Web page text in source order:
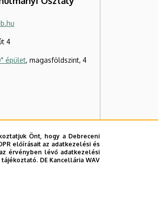
4
épület, magasföldszint, 4
Önt, hogy a Debreceni
előírásait az adatkezelési és
érvényben lévő adatkezelési
DE Kancellária WAV